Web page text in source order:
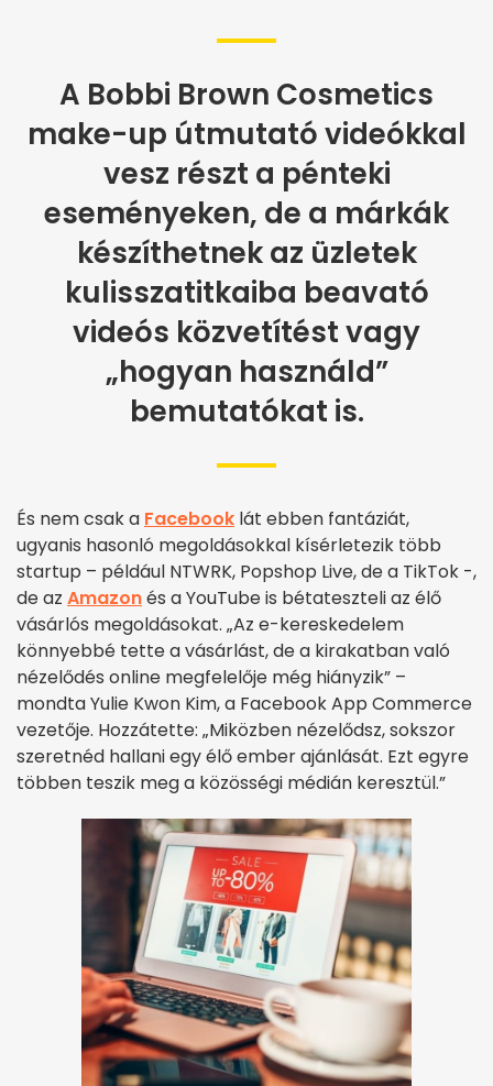
A Bobbi Brown Cosmetics
make-up útmutató videókkal
vesz részt a pénteki
eseményeken, de a márkák
készíthetnek az üzletek
kulisszatitkaiba beavató
videós közvetítést vagy
„hogyan használd”
bemutatókat is.
És nem csak a Facebook lát ebben fantáziát,
ugyanis hasonló megoldásokkal kísérletezik több
startup – például NTWRK, Popshop Live, de a TikTok -,
de az Amazonés a YouTube is bétateszteli az élő
vásárlós megoldásokat. „Az e-kereskedelem
könnyebbé tette a vásárlást, de a kirakatban való
nézelődés online megfelelője még hiányzik” –
mondta Yulie Kwon Kim, a Facebook App Commerce
vezetője. Hozzátette: „Miközben nézelődsz, sokszor
szeretnéd hallani egy élő ember ajánlását. Ezt egyre
többen teszik meg a közösségi médián keresztül.”